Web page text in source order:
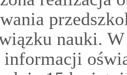
nauki.
informacji